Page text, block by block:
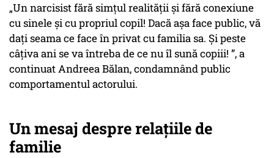
„Un narcisist fără simțul realității și fără conexiune
cu sinele și cu propriul copil! Dacă așa face public, vă
dați seama ce face în privat cu familia sa. Și peste
câțiva ani se va întreba de ce nu îl sună copiii! ”, a
continuat Andreea Bălan, condamnând public
comportamentul actorului.
Un mesaj despre relațiile de
familie